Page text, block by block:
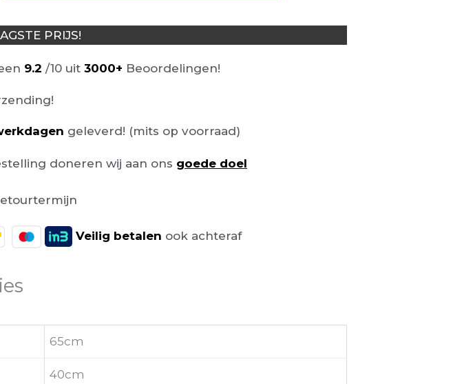
PRIJS!
9.2 /10 uit 3000+ Beoordelingen!
geleverd! (mits op voorraad)
doneren wij aan ons goede doel
Veilig betalen ook achteraf
65cm
40cm